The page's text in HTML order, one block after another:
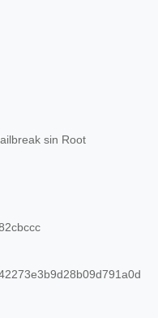
sin Root